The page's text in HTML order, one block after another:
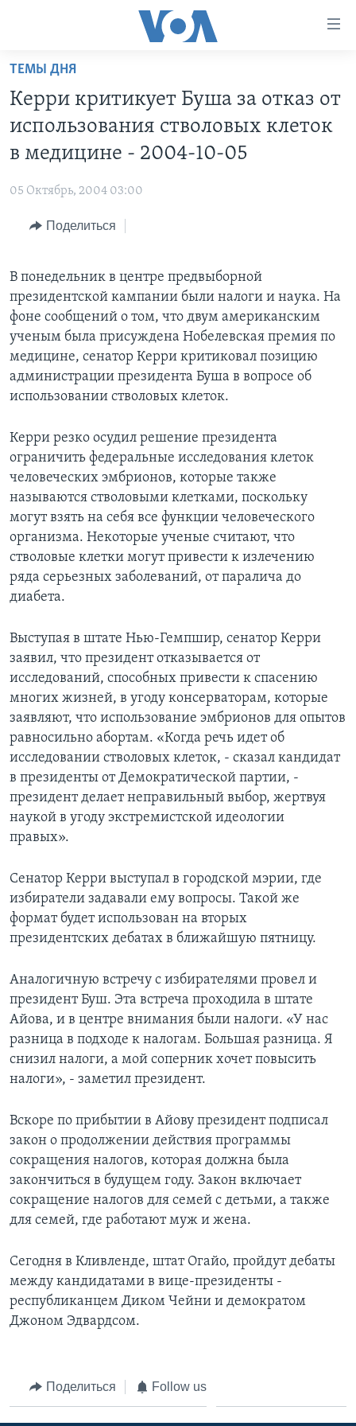
Перейти
основной
контент
основной
навигации
Перейти
ПРОГРАММЫ
ИТОГИ
ПОЧЕМУ ЭТО ВАЖНО?
ДЕТАЛИ
НЬЮ-ЙОРК NEW YORK
АМЕРИКА. БОЛЬШОЕ ПУТЕШЕСТВИЕ
НАША АМЕРИКАНСКАЯ ИСТОРИЯ
А КАК В АМЕРИКЕ?
АМЕРИКАНСКИЕ ГОРОДКИ
ТЕСТЫ
ИНТЕРВЬЮ
ФАКТЫ ПРОТИВ ФЕЙКОВ
УЧИМ АНГЛИЙСКИЙ
ВИДЕО
ПОДПИСКА НА НОВОСТИ
Learning English
Языки
ТЕМЫ ДНЯ
Керри критикует Буша за отказ от
использования стволовых клеток
в медицине - 2004-10-05
05 Октябрь, 2004 03:00
Поделиться
В понедельник в центре предвыборной
президентской кампании были налоги и наука. На
фоне сообщений о том, что двум американским
ученым была присуждена Нобелевская премия по
медицине, сенатор Керри критиковал позицию
администрации президента Буша в вопросе об
использовании стволовых клеток.
Керри резко осудил решение президента
ограничить федеральные исследования клеток
человеческих эмбрионов, которые также
называются стволовыми клетками, поскольку
могут взять на себя все функции человеческого
организма. Некоторые ученые считают, что
стволовые клетки могут привести к излечению
ряда серьезных заболеваний, от паралича до
диабета.
Выступая в штате Нью-Гемпшир, сенатор Керри
заявил, что президент отказывается от
исследований, способных привести к спасению
многих жизней, в угоду консерваторам, которые
заявляют, что использование эмбрионов для опытов
равносильно абортам. «Когда речь идет об
исследовании стволовых клеток, - сказал кандидат
в президенты от Демократической партии, -
президент делает неправильный выбор, жертвуя
наукой в угоду экстремистской идеологии
правых».
Сенатор Керри выступал в городской мэрии, где
избиратели задавали ему вопросы. Такой же
формат будет использован на вторых
президентских дебатах в ближайшую пятницу.
Аналогичную встречу с избирателями провел и
президент Буш. Эта встреча проходила в штате
Айова, и в центре внимания были налоги. «У нас
разница в подходе к налогам. Большая разница. Я
снизил налоги, а мой соперник хочет повысить
налоги», - заметил президент.
Вскоре по прибытии в Айову президент подписал
закон о продолжении действия программы
сокращения налогов, которая должна была
закончиться в будущем году. Закон включает
сокращение налогов для семей с детьми, а также
для семей, где работают муж и жена.
Сегодня в Кливленде, штат Огайо, пройдут дебаты
между кандидатами в вице-президенты -
республиканцем Диком Чейни и демократом
Джоном Эдвардсом.
Поделиться Follow us